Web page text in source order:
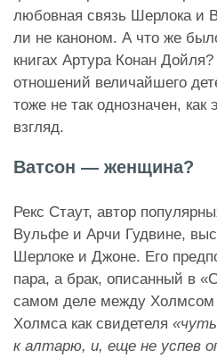
любовная связь Шерлока и
ли не каноном. А что же
книгах Артура Конан
отношений величайшего
тоже не так однозначен, как
взгляд.
Ватсон — женщина?
Рекс Стаут, автор
Вульфе и Арчи Гудвине,
Шерлоке и Джоне. Его
пара, а брак, описанный в
самом деле между Холмсом
Холмса как свидетеля
к алтарю, и, еще не успев